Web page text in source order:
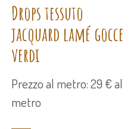
Drops tessuto
jacquard lamé gocce
verdi
Prezzo al metro: 29 € al
metro